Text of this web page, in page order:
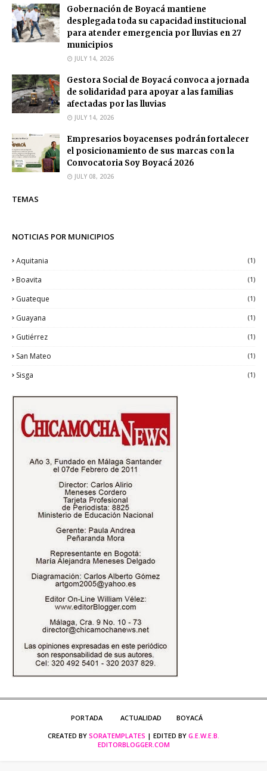
Gobernación de Boyacá mantiene
desplegada toda su capacidad institucional
para atender emergencia por lluvias en 27
municipios
JULY 14, 2026
Gestora Social de Boyacá convoca a jornada
de solidaridad para apoyar a las familias
afectadas por las lluvias
JULY 14, 2026
Empresarios boyacenses podrán fortalecer
el posicionamiento de sus marcas con la
Convocatoria Soy Boyacá 2026
JULY 08, 2026
TEMAS
NOTICIAS POR MUNICIPIOS
Aquitania (1)
Boavita (1)
Guateque (1)
Guayana (1)
Gutiérrez (1)
San Mateo (1)
Sisga (1)
PORTADA ACTUALIDAD
BOYACÁ
CREATED BY SORATEMPLATES | EDITED BY G.E.W.E.B.
EDITORBLOGGER.COM